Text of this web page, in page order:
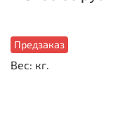
Предзаказ
Вес: кг.